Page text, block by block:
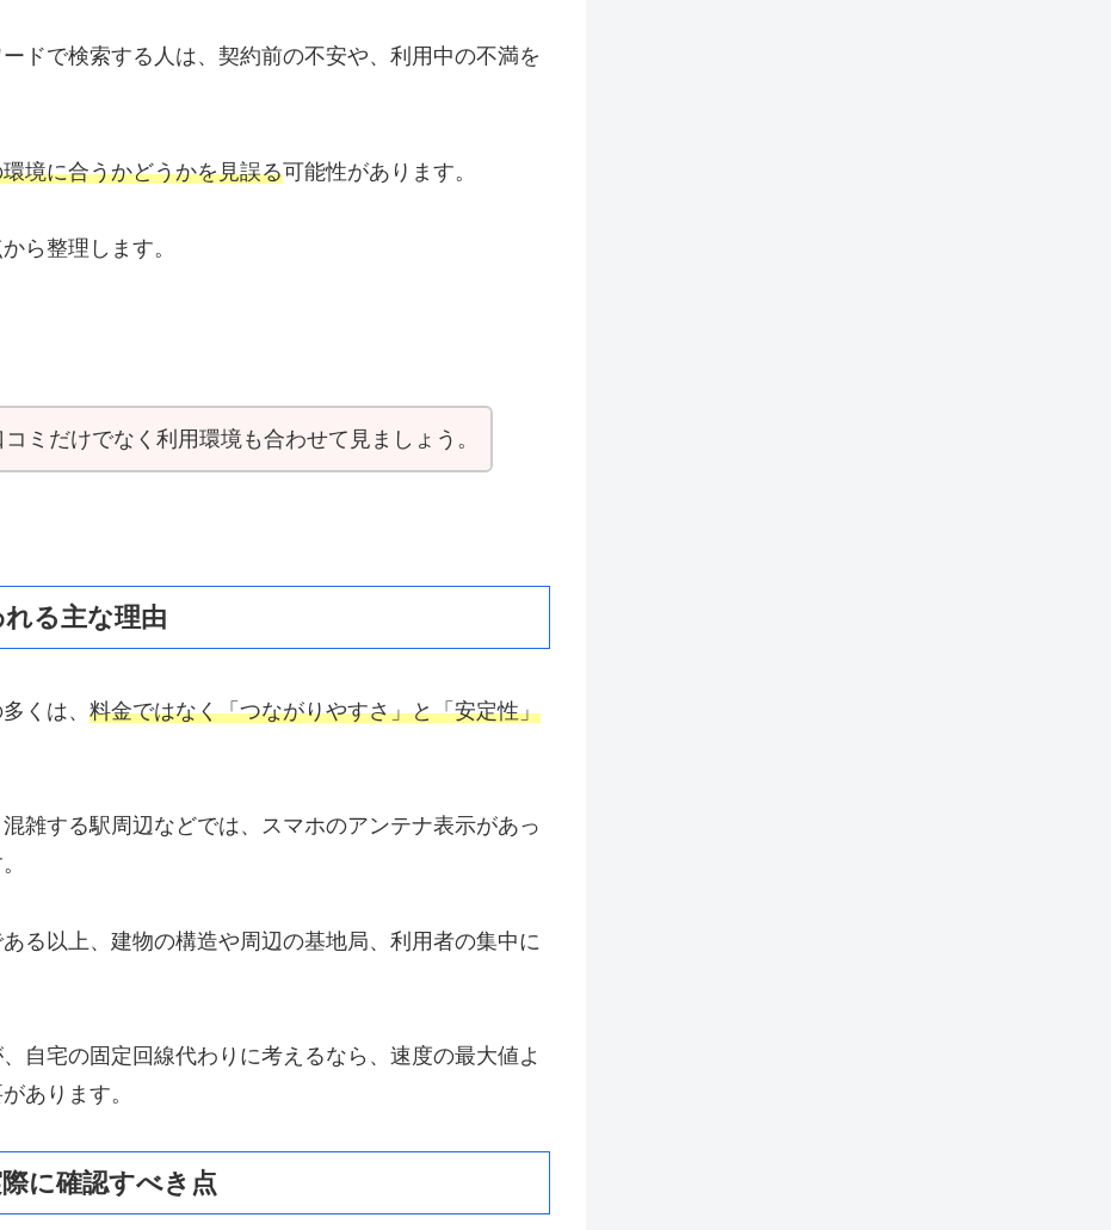
ドで検索する人は、契約前の不安や、利用中の不満を
境に合うかどうかを見誤る可能性があります。
ら整理します。
ミだけでなく利用環境も合わせて見ましょう。
る主な理由
くは、 料金ではなく「つながりやすさ」と「安定性」
雑する駅周辺などでは、スマホのアンテナ表示があっ
る以上、建物の構造や周辺の基地局、利用者の集中に
自宅の固定回線代わりに考えるなら、速度の最大値よ
あります。
に確認すべき点